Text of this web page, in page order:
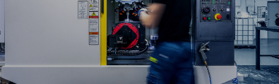
Katalóg na stiahnutie